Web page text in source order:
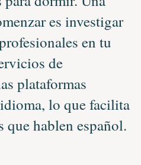
es investigar
en tu
de
plataformas
lo que facilita
que hablen español.